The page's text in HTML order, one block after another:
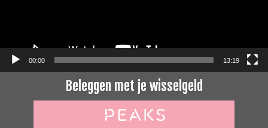
00:00 13:19
Beleggen met je wisselgeld